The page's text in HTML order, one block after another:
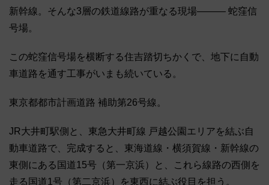
新幹線。そんな3層の鉄道線路が重なる現場――― 蛇窪信
号場。
この蛇窪信号場を横断する住吉踏切ちかくで、地下に自動
車道路を通す工事がいまも続いている。
東京都都市計画道路 補助第26号線。
JR大井町駅側と、東急大井町線 戸越公園エリアを結ぶ自
動車道路で、完成すると、東海道線・横須賀線・新幹線の
東側にある国道15号（第一京浜）と、これら線路の西側を
走る国道1号（第二京浜）を東西に結ぶ役目を担う。